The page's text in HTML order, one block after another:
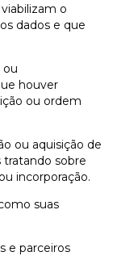
o
dados e que
ou
houver
ou ordem
ou aquisição de
tratando sobre
incorporação.
suas
e parceiros